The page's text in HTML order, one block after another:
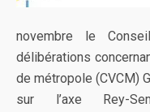
novembre le
délibérations
de métropole (CVCM)
sur l’axe Rey-